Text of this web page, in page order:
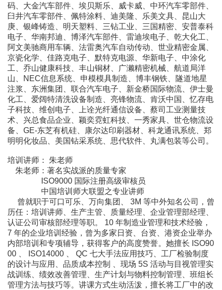
码、大金汽车部件、埃贝斯乐、威卡威、中环汽车零部件、
臼井汽车零部件、佩特涂料、迪美隆、乐美文具、昆山大
庚、银峰铸造、明天塑料、三钻工业、三国精密、安普泰科
电子、华南邦迪、博泽汽车部件、雷迪埃电子、乾大化工、
阿文美驰商用车辆、法雷奥汽车自动传动、世业精密金属、
京瓷化学、佳路克电子、默特克电源、华新电子、中涂化
工、乔山健康科技、丰山铜材、广濑精密机械、航道局洋
山、NEC信息系统、申模模具制造、博丰钢铁、隧道地星
注浆、东洲集团、联合汽车电子、新金桥国际物流、伊士曼
化工、爱阔特清洗设备制造、亮锋物流、肯沃中国、忆存电
子科技、维创电子、上诠光纤通信设备、蔡司工业测量技
术、兴总食品企业、颖奕霓虹科技、一秀家具、世仓物流设
备、GE-东芝有机硅、康尔达印刷器材、科龙通讯系统、郑
明明化妆品、美国钻采系统、思代软件、丸满包装等公司。
培训讲师： 朱老师
朱老师：著名实战派的质量专家
ISO9000 国际注册高级审核员
中国培训师大联盟之专业讲师
曾就职于可口可乐、万向集团、 3M 等中外知名公司，曾
历任：培训讲师、生产主管、质量经理、企业管理部经理、
认证公司审核部经理等职。 10 年制造业管理和技术经验，
7 年的企业培训经验，曾为多家日资、台资、港资企业举办
内部培训和专项辅导，获得客户的高度赞誉。她擅长 ISO90
00 、 ISO14000 、 QC 七大手法应用技巧、工厂检验制度
的设计与应用、品质成本控制 、现场 5S 活动与目视管理实
战训练、绩效改善管理、生产计划与物料控制管理、班组长
管理方法与技巧等。讲课方式生动活泼，擅长将工厂中的改